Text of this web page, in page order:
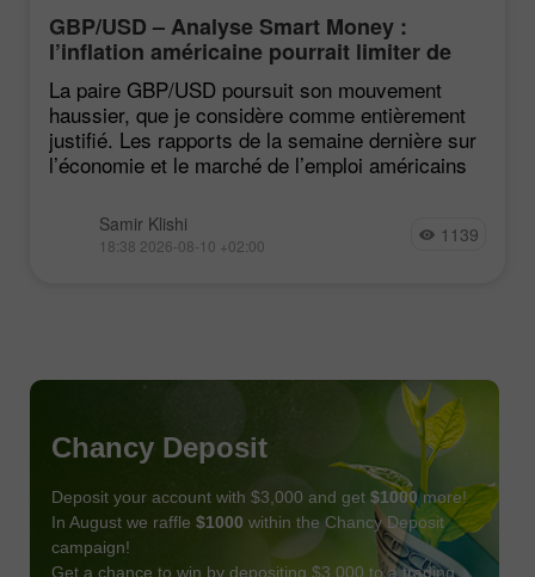
GBP/USD – Analyse Smart Money :
l’inflation américaine pourrait limiter de
nouveaux gains de la livre
La paire GBP/USD poursuit son mouvement
haussier, que je considère comme entièrement
justifié. Les rapports de la semaine dernière sur
l’économie et le marché de l’emploi américains
Samir Klishi
18:38 2026-08-10 +02:00 1139
Chancy Deposit
Deposit your account with $3,000 and get $1000 more!
In August we raffle $1000 within the Chancy Deposit
campaign!
Get a chance to win by depositing $3,000 to a trading